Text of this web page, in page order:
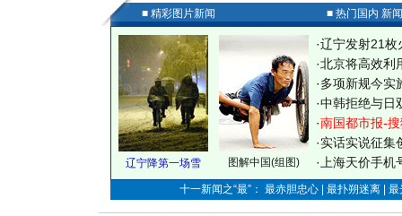
■ 精彩图片新闻 ■ 热门国内 新
辽宁降第一场雪 图解中国(组图)
·辽宁发射21枚
·北京将高效利
·多项新规今实
·中韩拒绝与日
·南国都市报-
·实话实说征集
· 上海天价手
十一新闻之“最”： 最赤胆忠心 | 最扑朔迷离 |